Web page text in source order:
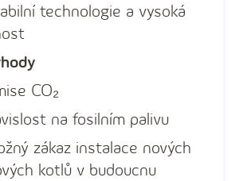
technologie a vysoká
CO₂
na fosilním palivu
zákaz instalace nových
kotlů v budoucnu